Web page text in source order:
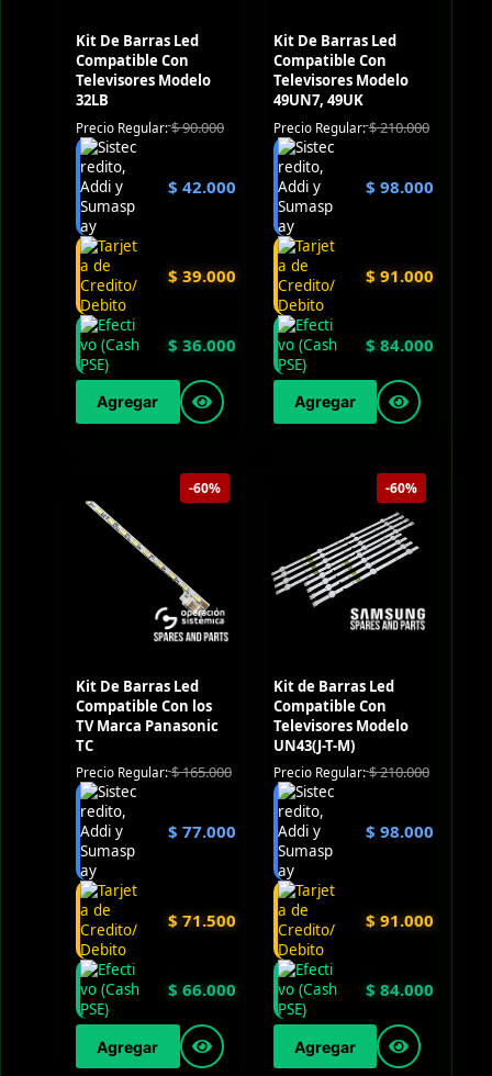
Kit De Barras Led
Compatible Con
Televisores Modelo
32LB
Precio Regular:$90.000
$ 42.000
$ 39.000
$ 36.000
Agregar
Kit De Barras Led
Compatible Con
Televisores Modelo
49UN7, 49UK
Precio Regular:$210.000
$ 98.000
$ 91.000
$ 84.000
Agregar
-60%
Kit De Barras Led
Compatible Con los
TV Marca Panasonic
TC
Precio Regular:$165.000
$ 77.000
$ 71.500
$ 66.000
Agregar
-60%
Kit de Barras Led
Compatible Con
Televisores Modelo
UN43(J-T-M)
Precio Regular:$210.000
$ 98.000
$ 91.000
$ 84.000
Agregar